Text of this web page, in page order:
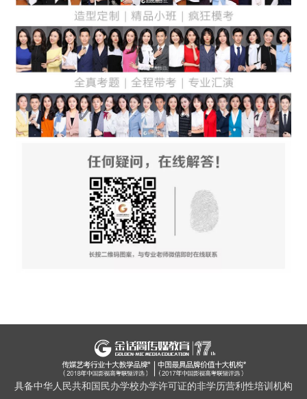
具备中华人民共和国民办学校办学许可证的非学历营利性培训机构